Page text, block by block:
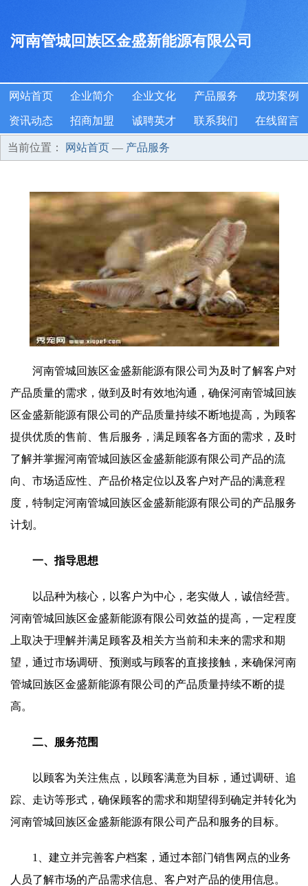
河南管城回族区金盛新能源有限公司
网站首页 企业简介 企业文化 产品服务 成功案例
资讯动态 招商加盟 诚聘英才 联系我们 在线留言
当前位置： 网站首页 — 产品服务
河南管城回族区金盛新能源有限公司为及时了解客户对
产品质量的需求，做到及时有效地沟通，确保河南管城回族
区金盛新能源有限公司的产品质量持续不断地提高，为顾客
提供优质的售前、售后服务，满足顾客各方面的需求，及时
了解并掌握河南管城回族区金盛新能源有限公司产品的流
向、市场适应性、产品价格定位以及客户对产品的满意程
度，特制定河南管城回族区金盛新能源有限公司的产品服务
计划。
一、指导思想
以品种为核心，以客户为中心，老实做人，诚信经营。
河南管城回族区金盛新能源有限公司效益的提高，一定程度
上取决于理解并满足顾客及相关方当前和未来的需求和期
望，通过市场调研、预测或与顾客的直接接触，来确保河南
管城回族区金盛新能源有限公司的产品质量持续不断的提
高。
二、服务范围
以顾客为关注焦点，以顾客满意为目标，通过调研、追
踪、走访等形式，确保顾客的需求和期望得到确定并转化为
河南管城回族区金盛新能源有限公司产品和服务的目标。
1、建立并完善客户档案，通过本部门销售网点的业务
人员了解市场的产品需求信息、客户对产品的使用信息。